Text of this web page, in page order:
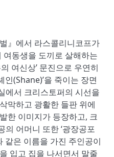
』에서 라스콜리니코프가
동생을 도끼로 살해하는
여신상’ 문진으로 우연히
인(Shane)’을 죽이는 장면
에서 크리스토퍼의 시선을
막하고 광활한 들판 위에
한 이미지가 등장하고, 크
어머니 또한 ‘광장공포
같은 이름을 가진 주인공이
입고 집을 나서면서 말줄